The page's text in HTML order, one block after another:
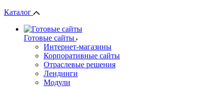
Каталог
Готовые сайты
Интернет-магазины
Корпоративные сайты
Отраслевые решения
Лендинги
Модули